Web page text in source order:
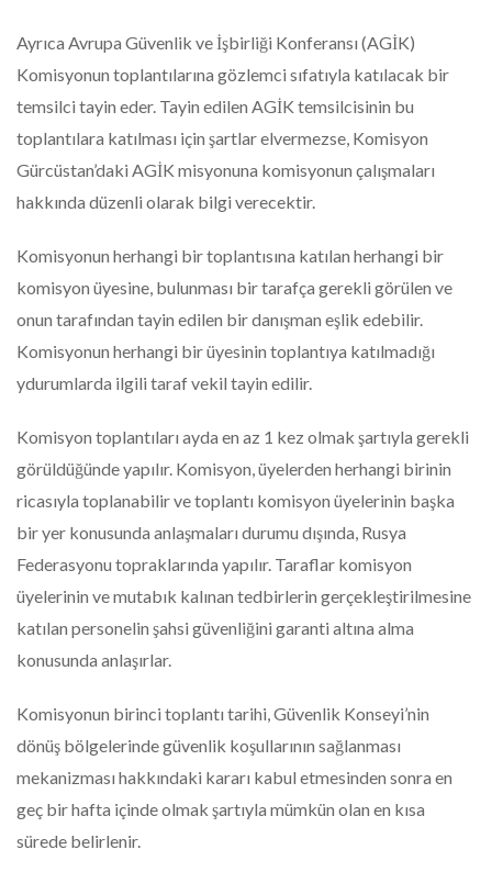
Ayrıca Avrupa Güvenlik ve İşbirliği Konferansı (AGİK)
Komisyonun toplantılarına gözlemci sıfatıyla katılacak bir
temsilci tayin eder. Tayin edilen AGİK temsilcisinin bu
toplantılara katılması için şartlar elvermezse, Komisyon
Gürcüstan’daki AGİK misyonuna komisyonun çalışmaları
hakkında düzenli olarak bilgi verecektir.
Komisyonun herhangi bir toplantısına katılan herhangi bir
komisyon üyesine, bulunması bir tarafça gerekli görülen ve
onun tarafından tayin edilen bir danışman eşlik edebilir.
Komisyonun herhangi bir üyesinin toplantıya katılmadığı
ydurumlarda ilgili taraf vekil tayin edilir.
Komisyon toplantıları ayda en az 1 kez olmak şartıyla gerekli
görüldüğünde yapılır. Komisyon, üyelerden herhangi birinin
ricasıyla toplanabilir ve toplantı komisyon üyelerinin başka
bir yer konusunda anlaşmaları durumu dışında, Rusya
Federasyonu topraklarında yapılır. Taraflar komisyon
üyelerinin ve mutabık kalınan tedbirlerin gerçekleştirilmesine
katılan personelin şahsi güvenliğini garanti altına alma
konusunda anlaşırlar.
Komisyonun birinci toplantı tarihi, Güvenlik Konseyi’nin
dönüş bölgelerinde güvenlik koşullarının sağlanması
mekanizması hakkındaki kararı kabul etmesinden sonra en
geç bir hafta içinde olmak şartıyla mümkün olan en kısa
sürede belirlenir.